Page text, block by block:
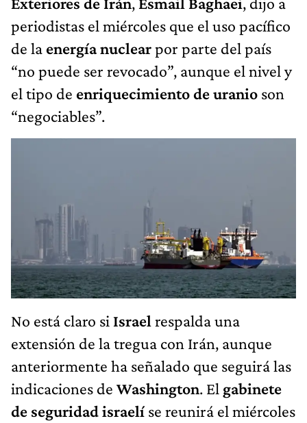
periodistas el miércoles que el uso pacífico
de la energía nuclearpor parte del país
“no puede ser revocado”, aunque el nivel y
el tipo de enriquecimiento de uranio son
“negociables”.
No está claro si Israel respalda una
extensión de la tregua con Irán, aunque
anteriormente ha señalado que seguirá las
indicaciones de Washington. El gabinete
de seguridad israelíse reunirá el miércoles